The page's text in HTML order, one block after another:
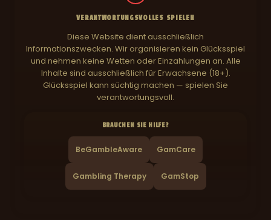
VERANTWORTUNGSVOLLES SPIELEN
Diese Website dient ausschließlich
Informationszwecken. Wir organisieren kein Glücksspiel
und nehmen keine Wetten oder Einzahlungen an. Alle
Inhalte sind ausschließlich für Erwachsene (18+).
Glücksspiel kann süchtig machen — spielen Sie
verantwortungsvoll.
BRAUCHEN SIE HILFE?
BeGambleAware GamCare
Gambling Therapy GamStop